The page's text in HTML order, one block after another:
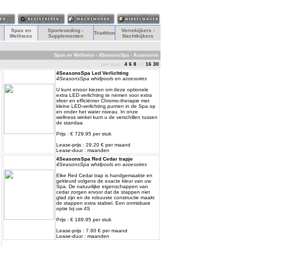
Spas en
Wellness
Sportvoeding -
Supplementen
Triathlon
Verrekijkers -
Nachtkijkers
Spas en Wellness - 4SeasonsSpa - Accesoires
per pag.: 4 6 810 16 30
4SeasonsSpa Led Verlichting
4SeasonsSpa whirlpools en accesoires
U kunt ervoor kiezen om deze optionele
extra LED verlichting te nemen voor extra
sfeer en efficiënter Chromo-therapie met
kleine LED-verlichting punten in de Spa op
en onder het water niveau. In onze
wellness winkel kunt u de verschillen tussen
de standaa
Prijs : € 729.95 per stuk
Lease-prijs : 29.20 € per maand
Lease-duur : maanden
4SeasonsSpa Red Cedar trapje
4SeasonsSpa whirlpools en accesoires
Elke Red Cedar trap is handgemaakte en
gekleurd volgens de exacte kleur van uw
Spa. De natuurlijke eigenschappen van
cedar zorgen ervoor dat de stappen niet
glad zijn en de robuuste constructie maakt
de stappen extra stabiel. Een onmisbare
optie bij uw 4S
Prijs : € 189.95 per stuk
Lease-prijs : 7.60 € per maand
Lease-duur : maanden